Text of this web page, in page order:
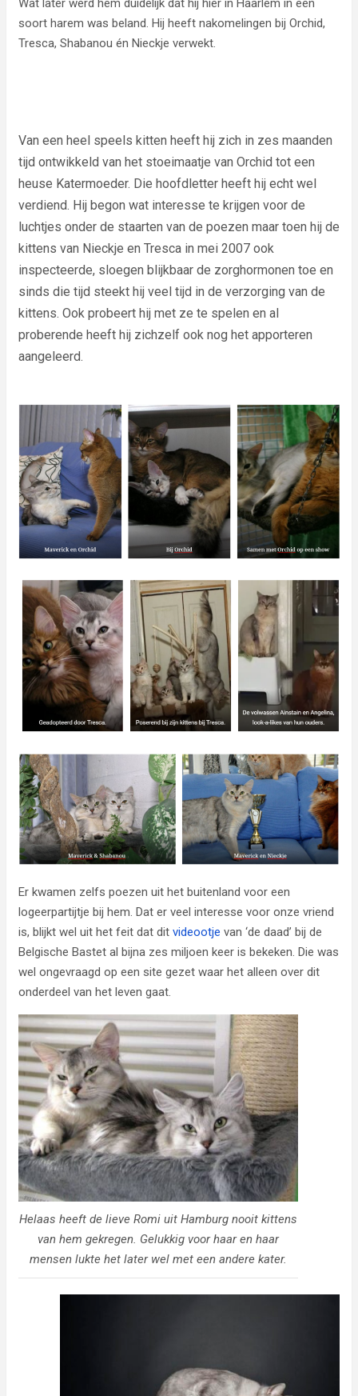
Wat later werd hem duidelijk dat hij hier in Haarlem in een
soort harem was beland. Hij heeft nakomelingen bij Orchid,
Tresca, Shabanou én Nieckje verwekt.
Van een heel speels kitten heeft hij zich in zes maanden
tijd ontwikkeld van het stoeimaatje van Orchid tot een
heuse Katermoeder. Die hoofdletter heeft hij echt wel
verdiend. Hij begon wat interesse te krijgen voor de
luchtjes onder de staarten van de poezen maar toen hij de
kittens van Nieckje en Tresca in mei 2007 ook
inspecteerde, sloegen blijkbaar de zorghormonen toe en
sinds die tijd steekt hij veel tijd in de verzorging van de
kittens. Ook probeert hij met ze te spelen en al
proberende heeft hij zichzelf ook nog het apporteren
aangeleerd.
Er kwamen zelfs poezen uit het buitenland voor een
logeerpartijtje bij hem. Dat er veel interesse voor onze vriend
is, blijkt wel uit het feit dat dit videootje van ‘de daad’ bij de
Belgische Bastet al bijna zes miljoen keer is bekeken. Die was
wel ongevraagd op een site gezet waar het alleen over dit
onderdeel van het leven gaat.
Helaas heeft de lieve Romi uit Hamburg nooit kittens
van hem gekregen. Gelukkig voor haar en haar
mensen lukte het later wel met een andere kater.